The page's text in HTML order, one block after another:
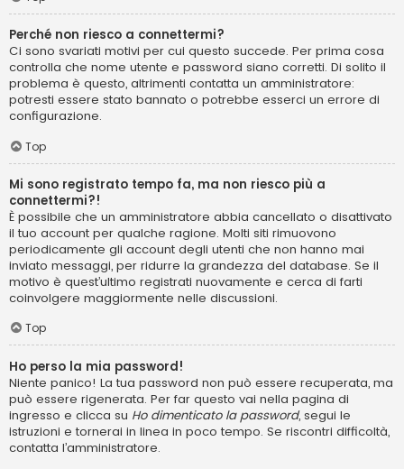
Perché non riesco a connettermi?
Ci sono svariati motivi per cui questo succede. Per prima cosa
controlla che nome utente e password siano corretti. Di solito il
problema è questo, altrimenti contatta un amministratore:
potresti essere stato bannato o potrebbe esserci un errore di
configurazione.
Top
Mi sono registrato tempo fa, ma non riesco più a
connettermi?!
È possibile che un amministratore abbia cancellato o disattivato
il tuo account per qualche ragione. Molti siti rimuovono
periodicamente gli account degli utenti che non hanno mai
inviato messaggi, per ridurre la grandezza del database. Se il
motivo è quest’ultimo registrati nuovamente e cerca di farti
coinvolgere maggiormente nelle discussioni.
Top
Ho perso la mia password!
Niente panico! La tua password non può essere recuperata, ma
può essere rigenerata. Per far questo vai nella pagina di
ingresso e clicca su Ho dimenticato la password, segui le
istruzioni e tornerai in linea in poco tempo. Se riscontri difficoltà,
contatta l’amministratore.